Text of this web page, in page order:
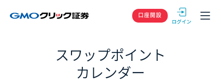
GMOクリック
口座開設
スワップポイント
カレンダー